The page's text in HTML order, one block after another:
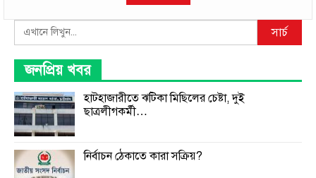
Search সার্চ
জনপ্রিয় খবর
হাটহাজারীতে ঝটিকা মিছিলের চেষ্টা, দুই
ছাত্রলীগকর্মী…
নির্বাচন ঠেকাতে কারা সক্রিয়?